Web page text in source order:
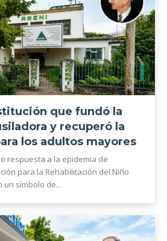
que fundó la
y recuperó la
los adultos mayores
respuesta a la epidemia de
para la Rehabilitación del Niño
un símbolo de...